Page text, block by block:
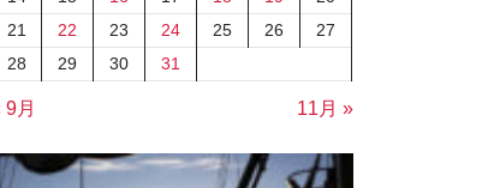
21
22 23 24 25 26
27
28
29 30 31
9月 11月 »